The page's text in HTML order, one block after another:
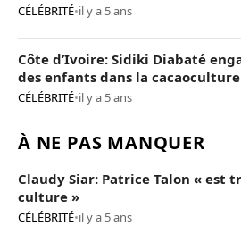
CÉLÉBRITÉ•il y a 5 ans
Côte d’Ivoire: Sidiki Diabaté
des enfants dans la cacaoculture
CÉLÉBRITÉ•il y a 5 ans
À NE PAS MANQUER
Claudy Siar: Patrice Talon « est
culture »
CÉLÉBRITÉ•il y a 5 ans